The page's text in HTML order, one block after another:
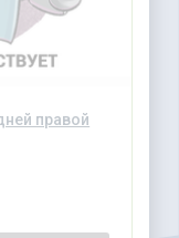
правой